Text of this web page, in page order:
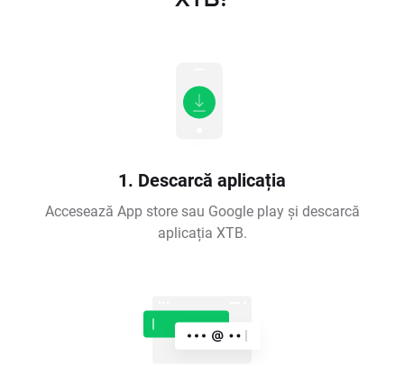
1. Descarcă aplicația
Accesează App store sau Google play și descarcă
aplicația XTB.